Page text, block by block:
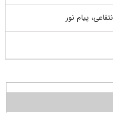
پیام نور